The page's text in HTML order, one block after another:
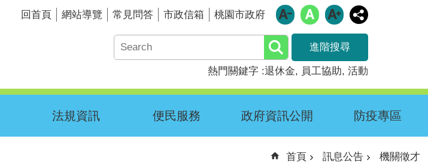
回首頁 網站導覽 常見問答 市政信箱 桃園市政府
進階搜尋
熱門關鍵字 退休金 員工協助 活動
法規資訊 便民服務 政府資訊公開 防疫專區
首頁 訊息公告 機關徵才